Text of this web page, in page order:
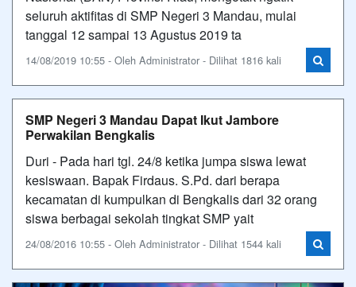
seluruh aktifitas di SMP Negeri 3 Mandau, mulai
tanggal 12 sampai 13 Agustus 2019 ta
14/08/2019 10:55 - Oleh Administrator - Dilihat 1816 kali
SMP Negeri 3 Mandau Dapat Ikut Jambore
Perwakilan Bengkalis
Duri - Pada hari tgl. 24/8 ketika jumpa siswa lewat
kesiswaan. Bapak Firdaus. S.Pd. dari berapa
kecamatan di kumpulkan di Bengkalis dari 32 orang
siswa berbagai sekolah tingkat SMP yait
24/08/2016 10:55 - Oleh Administrator - Dilihat 1544 kali